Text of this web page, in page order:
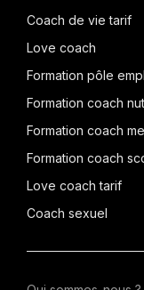
Coach de vie tarif
Love coach
Formation pôle
Formation coach
Formation coach
Formation coach
Love coach tarif
Coach sexuel